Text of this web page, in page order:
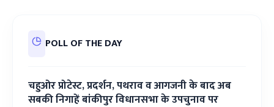
POLL OF THE DAY
चहुओर प्रोटेस्ट, प्रदर्शन, पथराव व आगजनी के बाद अब
सबकी निगाहें बांकीपुर विधानसभा के उपचुनाव पर